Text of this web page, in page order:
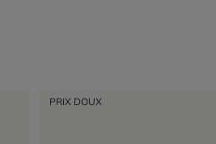
PRIX DOUX